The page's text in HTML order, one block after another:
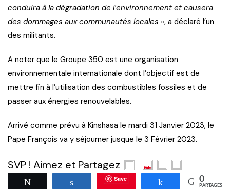
conduira à la dégradation de l’environnement et causera
des dommages aux communautés locales », a déclaré l’un
des militants.
A noter que le Groupe 350 est une organisation
environnementale internationale dont l’objectif est de
mettre fin à l’utilisation des combustibles fossiles et de
passer aux énergies renouvelables.
Arrivé comme prévu à Kinshasa le mardi 31 Janvier 2023, le
Pape François va y séjourner jusque le 3 Février 2023.
SVP ! Aimez et Partagez
Partagez Save Partagez 0
PARTAGES